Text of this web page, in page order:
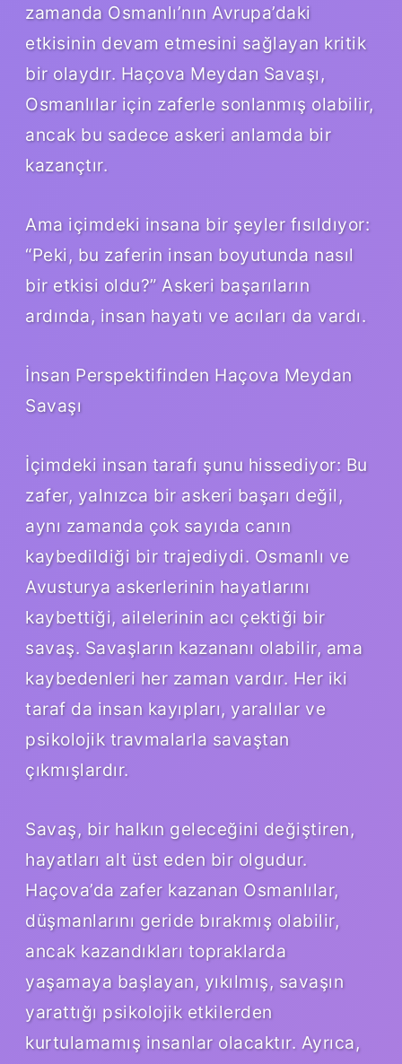
zamanda Osmanlı’nın Avrupa’daki
etkisinin devam etmesini sağlayan kritik
bir olaydır. Haçova Meydan Savaşı,
Osmanlılar için zaferle sonlanmış olabilir,
ancak bu sadece askeri anlamda bir
kazançtır.
Ama içimdeki insana bir şeyler fısıldıyor:
“Peki, bu zaferin insan boyutunda nasıl
bir etkisi oldu?” Askeri başarıların
ardında, insan hayatı ve acıları da vardı.
İnsan Perspektifinden Haçova Meydan
Savaşı
İçimdeki insan tarafı şunu hissediyor: Bu
zafer, yalnızca bir askeri başarı değil,
aynı zamanda çok sayıda canın
kaybedildiği bir trajediydi. Osmanlı ve
Avusturya askerlerinin hayatlarını
kaybettiği, ailelerinin acı çektiği bir
savaş. Savaşların kazananı olabilir, ama
kaybedenleri her zaman vardır. Her iki
taraf da insan kayıpları, yaralılar ve
psikolojik travmalarla savaştan
çıkmışlardır.
Savaş, bir halkın geleceğini değiştiren,
hayatları alt üst eden bir olgudur.
Haçova’da zafer kazanan Osmanlılar,
düşmanlarını geride bırakmış olabilir,
ancak kazandıkları topraklarda
yaşamaya başlayan, yıkılmış, savaşın
yarattığı psikolojik etkilerden
kurtulamamış insanlar olacaktır. Ayrıca,